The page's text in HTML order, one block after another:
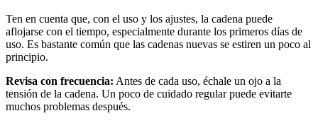
Ten en cuenta que, con el uso y los ajustes, la cadena puede
aflojarse con el tiempo, especialmente durante los primeros días de
uso. Es bastante común que las cadenas nuevas se estiren un poco al
principio.
Revisa con frecuencia: Antes de cada uso, échale un ojo a la
tensión de la cadena. Un poco de cuidado regular puede evitarte
muchos problemas después.